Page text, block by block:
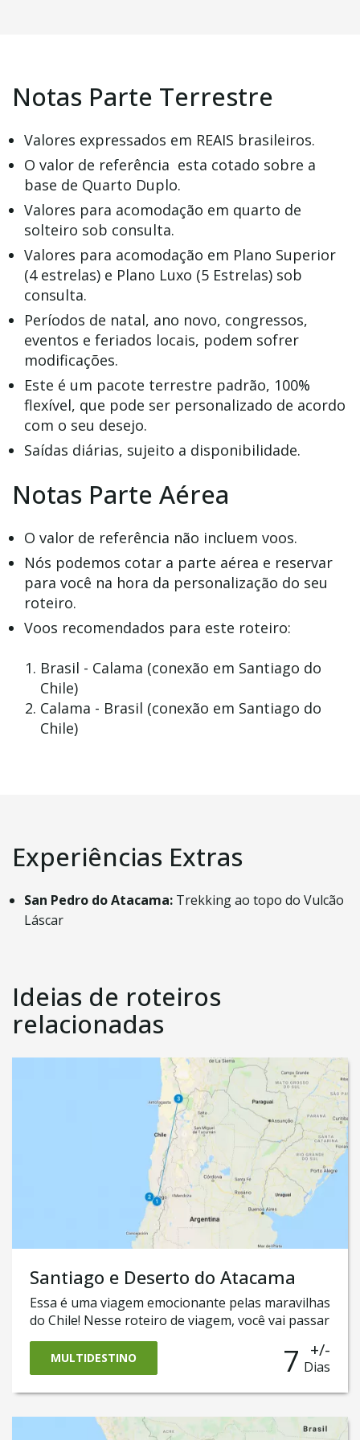
Notas Parte Terrestre
Valores expressados em REAIS brasileiros.
O valor de referência esta cotado sobre a
base de Quarto Duplo.
Valores para acomodação em quarto de
solteiro sob consulta.
Valores para acomodação em Plano Superior
(4 estrelas) e Plano Luxo (5 Estrelas) sob
consulta.
Períodos de natal, ano novo, congressos,
eventos e feriados locais, podem sofrer
modificações.
Este é um pacote terrestre padrão, 100%
flexível, que pode ser personalizado de acordo
com o seu desejo.
Saídas diárias, sujeito a disponibilidade.
Notas Parte Aérea
O valor de referência não incluem voos.
Nós podemos cotar a parte aérea e reservar
para você na hora da personalização do seu
roteiro.
Voos recomendados para este roteiro:
Brasil - Calama (conexão em Santiago do
Chile)
Calama - Brasil (conexão em Santiago do
Chile)
Experiências Extras
San Pedro do Atacama: Trekking ao topo do Vulcão
Láscar
Ideias de roteiros
relacionadas
Santiago e Deserto do Atacama
Essa é uma viagem emocionante pelas maravilhas
do Chile! Nesse roteiro de viagem, você vai passar
pela sua capital, Santiago, e vinhedos mais
espetaculares da região. Em seguida, vai cruzar a
Cordilheira dos Andes até chegar em San Pedro
de Atacama, um dos principais destinos do país,
MULTIDESTINO 7 +/-
Dias